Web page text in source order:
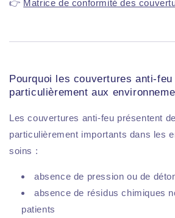
👉 Matrice de conformité des
Pourquoi les couvertures anti-
particulièrement aux
Les couvertures anti-feu présentent
particulièrement importants dans les
soins :
absence de pression ou de
absence de résidus chimiques
patients